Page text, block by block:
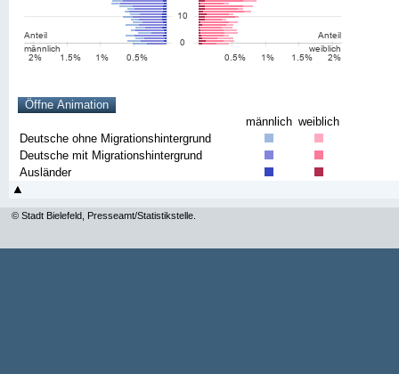
männlich weiblich
Deutsche ohne Migrationshintergrund
Deutsche mit Migrationshintergrund
Ausländer
© Stadt Bielefeld, Presseamt/Statistikstelle.